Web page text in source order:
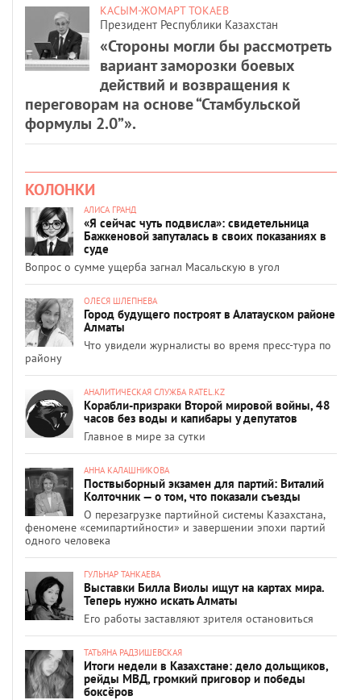
КАСЫМ-ЖОМАРТ ТОКАЕВ
Президент Республики Казахстан
«Стороны могли бы рассмотреть
вариант заморозки боевых
действий и возвращения к
переговорам на основе “Стамбульской
формулы 2.0”».
КОЛОНКИ
АЛИСА ГРАНД
«Я сейчас чуть подвисла»: свидетельница
Бажкеновой запуталась в своих показаниях в
суде
Вопрос о сумме ущерба загнал Масальскую в угол
ОЛЕСЯ ШЛЕПНЕВА
Город будущего построят в Алатауском районе
Алматы
Что увидели журналисты во время пресс-тура по
району
АНАЛИТИЧЕСКАЯ СЛУЖБА RATEL.KZ
Корабли-призраки Второй мировой войны, 48
часов без воды и капибары у депутатов
Главное в мире за сутки
АННА КАЛАШНИКОВА
Поствыборный экзамен для партий: Виталий
Колточник — о том, что показали съезды
О перезагрузке партийной системы Казахстана,
феномене «семипартийности» и завершении эпохи партий
одного человека
ГУЛЬНАР ТАНКАЕВА
Выставки Билла Виолы ищут на картах мира.
Теперь нужно искать Алматы
Его работы заставляют зрителя остановиться
ТАТЬЯНА РАДЗИШЕВСКАЯ
Итоги недели в Казахстане: дело дольщиков,
рейды МВД, громкий приговор и победы
боксёров